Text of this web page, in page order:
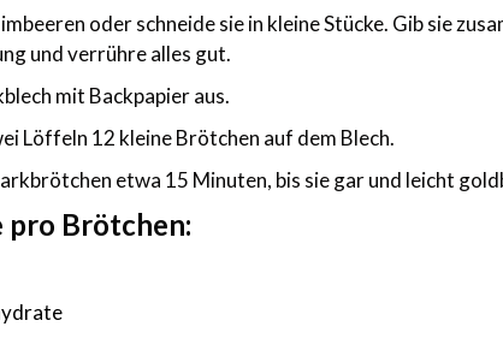
oder schneide sie in kleine Stücke. Gib sie
und verrühre alles gut.
mit Backpapier aus.
Löffeln 12 kleine Brötchen auf dem Blech.
etwa 15 Minuten, bis sie gar und leicht
Brötchen: